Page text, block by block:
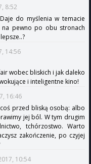
8:52
do myślenia w temacie
na pewno po obu stronach
14:56
wobec bliskich i jak daleko
i inteligentne kino!
16:46
przed bliską osobą: albo
jej ból. W tym drugim
tchórzostwo. Warto
zakończenie, po czyjej
10:54